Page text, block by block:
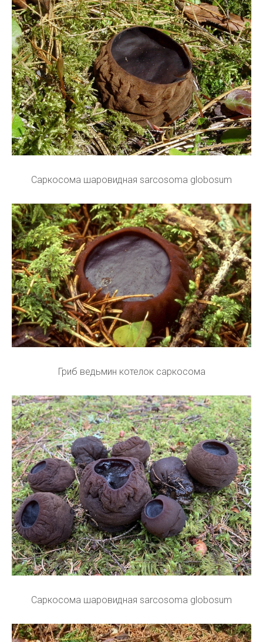
Саркосома шаровидная sarcosoma globosum
Гриб ведьмин котелок саркосома
Саркосома шаровидная sarcosoma globosum